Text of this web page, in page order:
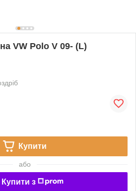
VW Polo V 09- (L)
Купити
або
Купити з